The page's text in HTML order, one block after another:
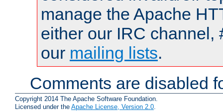
manage the Apache
either our IRC channel,
our mailing lists.
Comments are disabled
Copyright 2014 The Apache Software Foundation.
Licensed under the Apache License, Version 2.0